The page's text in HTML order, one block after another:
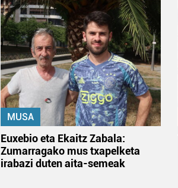
MUSA
Euxebio eta Ekaitz Zabala:
Zumarragako mus txapelketa
irabazi duten aita-semeak